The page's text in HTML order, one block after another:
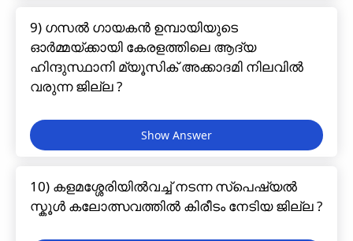
9) ഗസൽ ഗായകൻ ഉമ്പായിയുടെ
ഓർമ്മയ്ക്കായി കേരളത്തിലെ ആദ്യ
ഹിന്ദുസ്ഥാനി മ്യൂസിക് അക്കാദമി നിലവിൽ
വരുന്ന ജില്ല ?
10) കളമശ്ശേരിയിൽവച്ച് നടന്ന സ്പെഷ്യൽ
സ്കൂൾ കലോത്സവത്തിൽ കിരീടം നേടിയ ജില്ല ?